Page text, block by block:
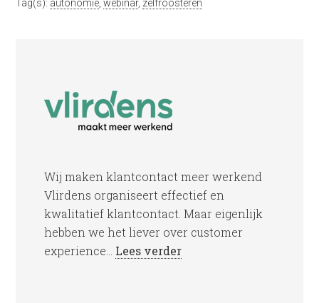
Tag(s): autonomie ,webinar, zelfroosteren
Wij maken klantcontact meer werkend
Vlirdens organiseert effectief en
kwalitatief klantcontact. Maar eigenlijk
hebben we het liever over customer
experience... Lees verder